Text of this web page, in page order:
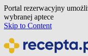
Portal rezerwacyjny
wybranej aptece
Skip to Content